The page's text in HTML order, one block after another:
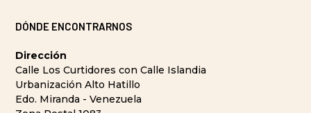
DÓNDE ENCONTRARNOS
Dirección
Calle Los Curtidores con Calle Islandia
Urbanización Alto Hatillo
Edo. Miranda - Venezuela